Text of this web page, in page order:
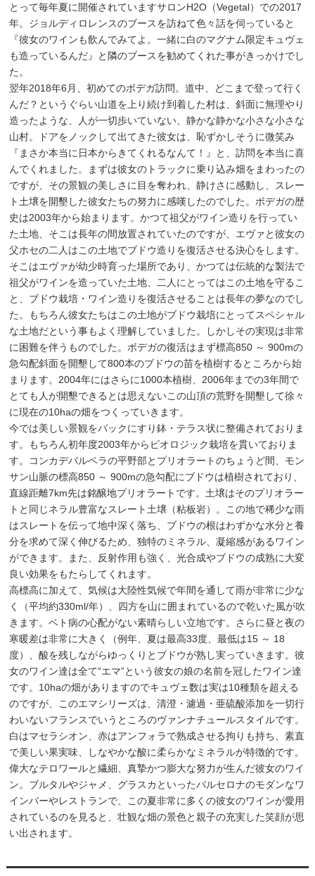
とって毎年夏に開催されていますサロンH2O（Vegetal）での2017
年。ジョルディロレンスのブースを訪ねて色々話を伺っていると
『彼女のワインも飲んでみてよ。一緒に白のマグナム限定キュヴェ
も造っているんだ』と隣のブースを勧めてくれた事がきっかけでし
た。
翌年2018年6月、初めてのボデガ訪問。道中、どこまで登って行く
んだ？というぐらい山道を上り続け到着した村は、斜面に無理やり
造ったような、人が一切歩いていない、静かな静かな小さな小さな
山村。ドアをノックして出てきた彼女は、恥ずかしそうに微笑み
『まさか本当に日本からきてくれるなんて！』と、訪問を本当に喜
んでくれました。まずは彼女のトラックに乗り込み畑をまわったの
ですが、その景観の美しさに目を奪われ、静けさに感動し、スレー
ト土壌を開墾した彼女たちの努力に感嘆したのでした。ボデガの歴
史は2003年から始まります。かつて祖父がワイン造りを行ってい
た土地、そこは長年の間放置されていたのですが、エヴァと彼女の
父ホセの二人はこの土地でブドウ造りを復活させる決心をします。
そこはエヴァが幼少時育った場所であり、かつては伝統的な製法で
祖父がワインを造っていた土地、二人にとってはこの土地を守るこ
と、ブドウ栽培・ワイン造りを復活させることは長年の夢なのでし
た。もちろん彼女たちはこの土地がブドウ栽培にとってスペシャル
な土地だという事もよく理解していました。しかしその実現は非常
に困難を伴うものでした。ボデガの復活はまず標高850 ～ 900mの
急勾配斜面を開墾して800本のブドウの苗を植樹するところから始
まります。2004年にはさらに1000本植樹、2006年までの3年間で
とても人が開墾できるとは思えないこの山頂の荒野を開墾して徐々
に現在の10haの畑をつくっていきます。
今では美しい景観をバックにすり鉢・テラス状に整備されておりま
す。もちろん初年度2003年からビオロジック栽培を貫いておりま
す。コンカデバルベラの平野部とプリオラートのちょうど間、モン
サン山脈の標高850 ～ 900mの急勾配にブドウは植樹されており、
直線距離7km先は銘醸地プリオラートです。土壌はそのプリオラー
トと同じネラル豊富なスレート土壌（粘板岩）。この地で稀少な雨
はスレートを伝って地中深く落ち、ブドウの根はわずかな水分と養
分を求めて深く伸びるため、独特のミネラル、凝縮感があるワイン
ができます。また、反射作用も強く、光合成やブドウの成熟に大変
良い効果をもたらしてくれます。
高標高に加えて、気候は大陸性気候で年間を通して雨が非常に少な
く（平均約330ml/年）、四方を山に囲まれているので乾いた風が吹
きます。ベト病の心配がない素晴らしい立地です。さらに昼と夜の
寒暖差は非常に大きく（例年、夏は最高33度、最低は15 ～ 18
度）、酸を残しながらゆっくりとブドウが熟し実っていきます。彼
女のワイン達は全て“エマ”という彼女の娘の名前を冠したワイン達
です。10haの畑がありますのでキュヴェ数は実は10種類を超える
のですが、このエマシリーズは、清澄・濾過・亜硫酸添加を一切行
わいないフランスでいうところのヴァンナチュールスタイルです。
白はマセラシオン、赤はアンフォラで熟成させる拘りも持ち、素直
で美しい果実味、しなやかな酸に柔らかなミネラルが特徴的です。
偉大なテロワールと繊細、真摯かつ膨大な努力が生んだ彼女のワイ
ン。ブルタルやジャメ、グラスカといったバルセロナのモダンなワ
インバーやレストランで、この夏非常に多くの彼女のワインが愛用
されているのを見ると、壮観な畑の景色と親子の充実した笑顔が思
い出されます。